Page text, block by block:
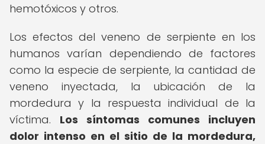
hemotóxicos y otros.
Los efectos del veneno de serpiente en los
humanos varían dependiendo de factores
como la especie de serpiente, la cantidad de
veneno inyectada, la ubicación de la
mordedura y la respuesta individual de la
víctima. Los síntomas comunes incluyen
dolor intenso en el sitio de la mordedura,